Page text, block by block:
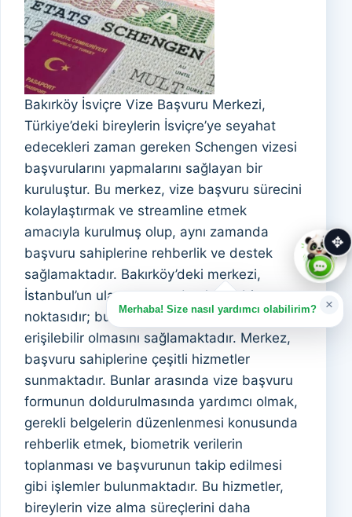
Bakırköy İsviçre Vize Başvuru Merkezi,
Türkiye’deki bireylerin İsviçre’ye seyahat
edecekleri zaman gereken Schengen vizesi
başvurularını yapmalarını sağlayan bir
kuruluştur. Bu merkez, vize başvuru sürecini
kolaylaştırmak ve streamline etmek
amacıyla kurulmuş olup, aynı zamanda
başvuru sahiplerine rehberlik ve destek
sağlamaktadır. Bakırköy’deki merkezi,
İstanbul’un ulaşım açısından kolay bir
noktasıdır; bu da başvuru sürecinin daha
erişilebilir olmasını sağlamaktadır. Merkez,
başvuru sahiplerine çeşitli hizmetler
sunmaktadır. Bunlar arasında vize başvuru
formunun doldurulmasında yardımcı olmak,
gerekli belgelerin düzenlenmesi konusunda
rehberlik etmek, biometrik verilerin
toplanması ve başvurunun takip edilmesi
gibi işlemler bulunmaktadır. Bu hizmetler,
bireylerin vize alma süreçlerini daha
Merhaba! Size nasıl yardımcı olabilirim? ×
✥